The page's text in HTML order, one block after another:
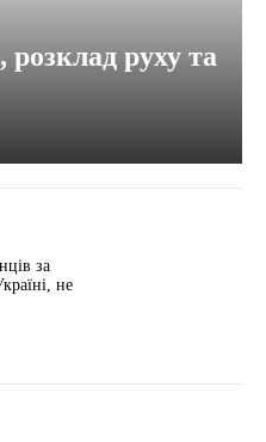
руху та
за
не